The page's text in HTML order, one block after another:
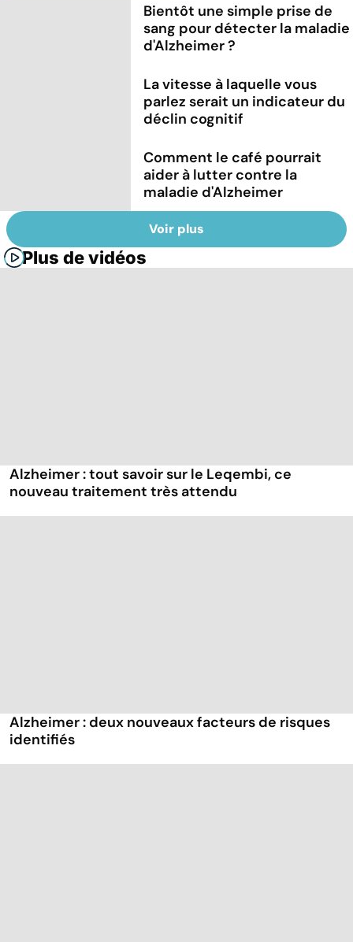
Bientôt une simple prise de
sang pour détecter la maladie
d'Alzheimer ?
La vitesse à laquelle vous
parlez serait un indicateur du
déclin cognitif
Comment le café pourrait
aider à lutter contre la
maladie d'Alzheimer
Voir plus
Plus de vidéos
Alzheimer : tout savoir sur le Leqembi, ce
nouveau traitement très attendu
Alzheimer : deux nouveaux facteurs de risques
identifiés